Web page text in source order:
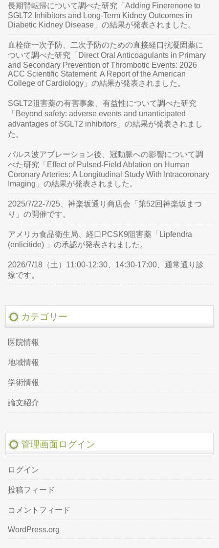
長期腎転帰について調べた研究「Adding Finerenone to
SGLT2 Inhibitors and Long-Term Kidney Outcomes in
Diabetic Kidney Disease」の結果が発表されました。
血栓症一次予防、二次予防のための直接経口抗凝固薬に
ついて調べた研究「Direct Oral Anticoagulants in Primary
and Secondary Prevention of Thrombotic Events: 2026
ACC Scientific Statement: A Report of the American
College of Cardiology」の結果が発表されました。
SGLT2阻害薬の有害事象、有益性について調べた研究
「Beyond safety: adverse events and unanticipated
advantages of SGLT2 inhibitors」の結果が発表されまし
た。
パルス波アブレーション後、冠動脈への影響について調
べた研究「Effect of Pulsed-Field Ablation on Human
Coronary Arteries: A Longitudinal Study With Intracoronary
Imaging」の結果が発表されました。
2025/7/22-7/25、神楽坂通り商店会「第52回神楽坂まつ
り」の開催です。
アメリカ食品衛生局、経口PCSK9阻害薬「Lipfendra
(enlicitide) 」の承認が発表されました。
2026/7/18（土）11:00-12:30、14:30-17:00、通常通り診
療です。
カテゴリー
医院情報
地域情報
学術情報
論文紹介
管理画面ログイン
ログイン
投稿フィード
コメントフィード
WordPress.org